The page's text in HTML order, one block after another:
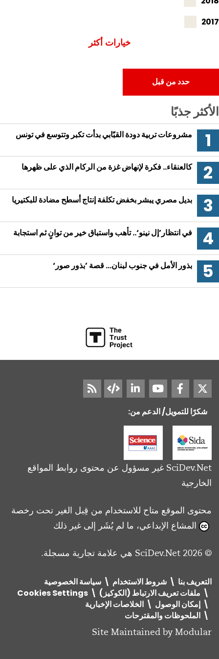
خيارات أكثر
حدد من قبل
جذبًا
مشروعات تربية دودة القبّابي بدأت تكبر وتتوسع في تونس
كالعنقاء.. فكرة لإنهاض غزة من الركام الذي على ظهرها
بديل مصري يبشر بخفض تكلفة إنتاج أسطح مضادة للبكتيريا
في انتظار’إل نينو‘.. تأهب واستباق خير من توانٍ ثم استجابة
بذور الأمل في جنوب لبنان… قصة ’بذور صور‘
شكرًا للتمويل/ الدعم من:
SciDev.Net غير مسؤول عن محتوى روابط المواقع
الخارجية
محتوى الموقع متاح للاستخدام من قِبل الغير تحت رخصة
المشاع الإبداعي، ما لم يُشَر إلى غير ذلك
© 2026 SciDev.Net هي علامة تجارية مسجلة.
التعريف بنا شروط الاستخدام
سياسة الخصوصية
ملفات تعريف الارتباط (الكوكيز)
Cookies Settings
إمكان الوصول
الخلاصات الإخبارية
الملحوظات والمقترحات
Site Maintained byModular